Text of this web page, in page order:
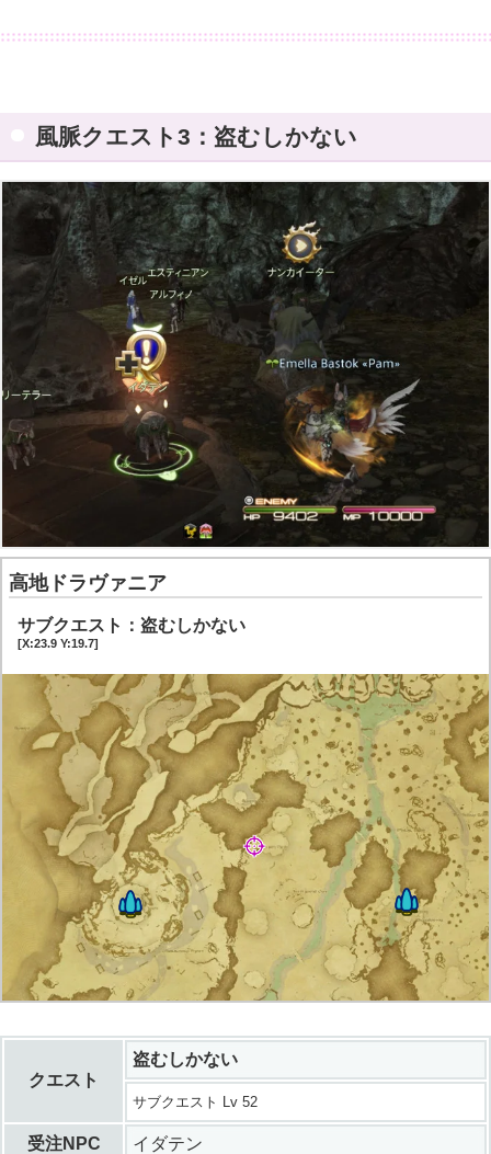
風脈クエスト3：盗むしかない
高地ドラヴァニア
サブクエスト：盗むしかない
[X:23.9 Y:19.7]
クエスト
盗むしかない
サブクエスト Lv 52
受注NPC イダテン